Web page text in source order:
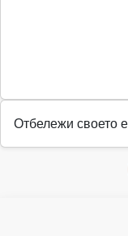
Отбележи своето